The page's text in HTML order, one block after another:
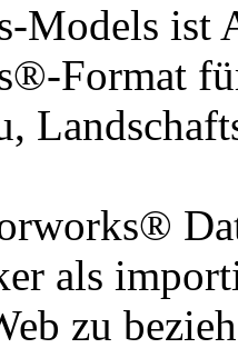
Models ist
Format
als
zu